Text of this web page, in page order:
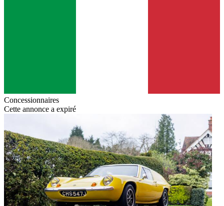
Concessionnaires
Cette annonce a expiré